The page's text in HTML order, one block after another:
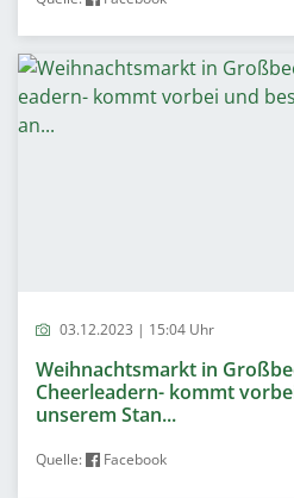
03.12.2023 | 15:04 Uhr
Weihnachtsmarkt in
Cheerleadern- kommt
unserem Stan...
Quelle: Facebook